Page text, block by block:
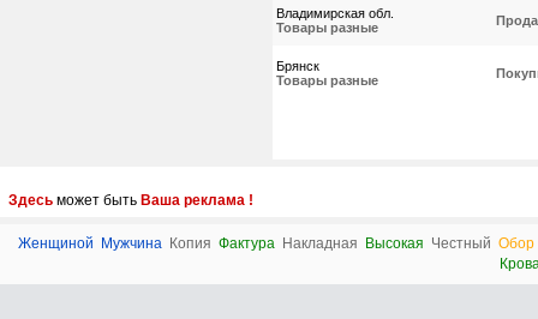
Владимирская обл.
Товары разные
Брянск
Товары разные
Здесь может быть Ваша реклама !
Женщиной Мужчина Копия Фактура Накладная Высокая Честный Обор